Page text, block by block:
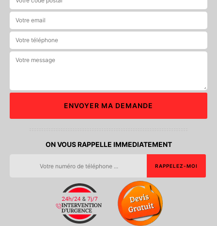
ON VOUS RAPPELLE IMMEDIATEMENT